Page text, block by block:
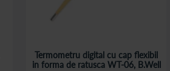
Termometru digital cu cap flexibil
in forma de ratusca WT-06, B.Well